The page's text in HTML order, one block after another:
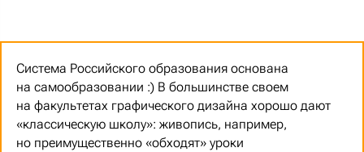
Система Российского образования основана
на самообразовании :) В большинстве своем
на факультетах графического дизайна хорошо дают
«классическую школу»: живопись, например,
но преимущественно «обходят» уроки